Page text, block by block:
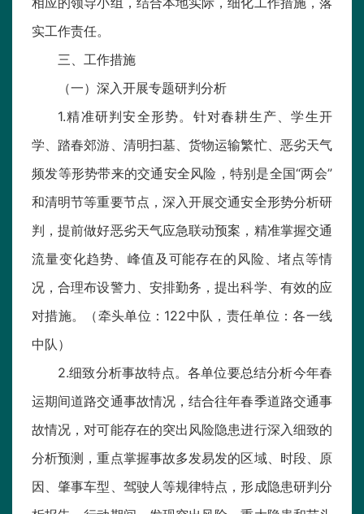
实工作责任。
三、工作措施
（一）深入开展专题研判分析
1.精准研判安全形势。针对春耕生产、学生开
学、踏春郊游、清明扫墓、货物运输繁忙、恶劣天气
频发等形势带来的交通安全风险，特别是全国“两会”
和清明节等重要节点，深入开展交通安全形势分析研
判，提前做好恶劣天气应急联动预案，精准掌握交通
流量变化趋势、峰值及可能存在的风险、堵点等情
况，合理布设警力、安排勤务，提出科学、有效的应
对措施。（牵头单位：122中队，责任单位：各一线
中队）
2.细致分析事故特点。各单位要总结分析今年春
运期间道路交通事故情况，结合往年春季道路交通事
故情况，对可能存在的突出风险隐患进行深入细致的
分析预测，重点掌握事故多发易发的区域、时段、原
因、肇事车型、驾驶人等规律特点，形成隐患研判分